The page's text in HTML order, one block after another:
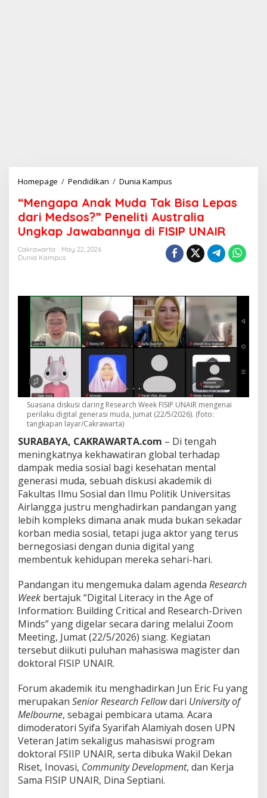
Homepage / Pendidikan / Dunia Kampus
e
n
g
a
p
a
k
M
u
d
a
B
i
s
a
e
p
a
s
d
a
r
i
M
e
d
s
?
”
P
e
n
e
l
i
A
u
s
t
a
l
i
“Mengapa Anak Muda Tak Bisa Lepas
dari Medsos?” Peneliti Australia
Ungkap Jawabannya di FISIP UNAIR
Cakrawarta
May 22, 2026
Dunia Kampus
Suasana diskusi daring Research Week FISIP UNAIR mengenai
perilaku digital generasi muda, Jumat (22/5/2026). (foto:
tangkapan layar/Cakrawarta)
SURABAYA, CAKRAWARTA.com – Di tengah
meningkatnya kekhawatiran global terhadap
dampak media sosial bagi kesehatan mental
generasi muda, sebuah diskusi akademik di
Fakultas Ilmu Sosial dan Ilmu Politik Universitas
Airlangga justru menghadirkan pandangan yang
lebih kompleks dimana anak muda bukan sekadar
korban media sosial, tetapi juga aktor yang terus
bernegosiasi dengan dunia digital yang
membentuk kehidupan mereka sehari-hari.
Pandangan itu mengemuka dalam agenda Research
Week bertajuk “Digital Literacy in the Age of
Information: Building Critical and Research-Driven
Minds” yang digelar secara daring melalui Zoom
Meeting, Jumat (22/5/2026) siang. Kegiatan
tersebut diikuti puluhan mahasiswa magister dan
doktoral FISIP UNAIR.
Forum akademik itu menghadirkan Jun Eric Fu yang
merupakan Senior Research Fellowdari University of
Melbourne, sebagai pembicara utama. Acara
dimoderatori Syifa Syarifah Alamiyah dosen UPN
Veteran Jatim sekaligus mahasiswi program
doktoral FSIIP UNAIR, serta dibuka Wakil Dekan
Riset, Inovasi, Community Development, dan Kerja
Sama FISIP UNAIR, Dina Septiani.